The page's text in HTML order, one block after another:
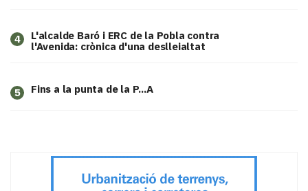
4
L'alcalde Baró i ERC de la Pobla contra
l'Avenida: crònica d'una deslleialtat
5 Fins a la punta de la P...A